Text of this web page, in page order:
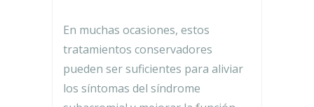
En muchas ocasiones, estos
tratamientos conservadores
pueden ser suficientes para aliviar
los síntomas del síndrome